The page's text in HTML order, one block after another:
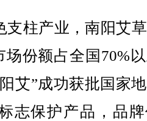
柱产业，南阳艾
场份额占全国70%
艾”成功获批国家
志保护产品，品